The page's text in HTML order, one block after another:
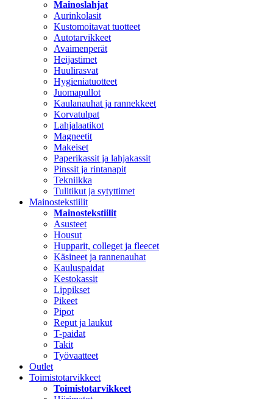
Mainoslahjat
Aurinkolasit
Kustomoitavat tuotteet
Autotarvikkeet
Avaimenperät
Heijastimet
Huulirasvat
Hygieniatuotteet
Juomapullot
Kaulanauhat ja rannekkeet
Korvatulpat
Lahjalaatikot
Magneetit
Makeiset
Paperikassit ja lahjakassit
Pinssit ja rintanapit
Tekniikka
Tulitikut ja sytyttimet
Mainostekstiilit
Mainostekstiilit
Asusteet
Housut
Hupparit, colleget ja fleecet
Käsineet ja rannenauhat
Kauluspaidat
Kestokassit
Lippikset
Pikeet
Pipot
Reput ja laukut
T-paidat
Takit
Työvaatteet
Outlet
Toimistotarvikkeet
Toimistotarvikkeet